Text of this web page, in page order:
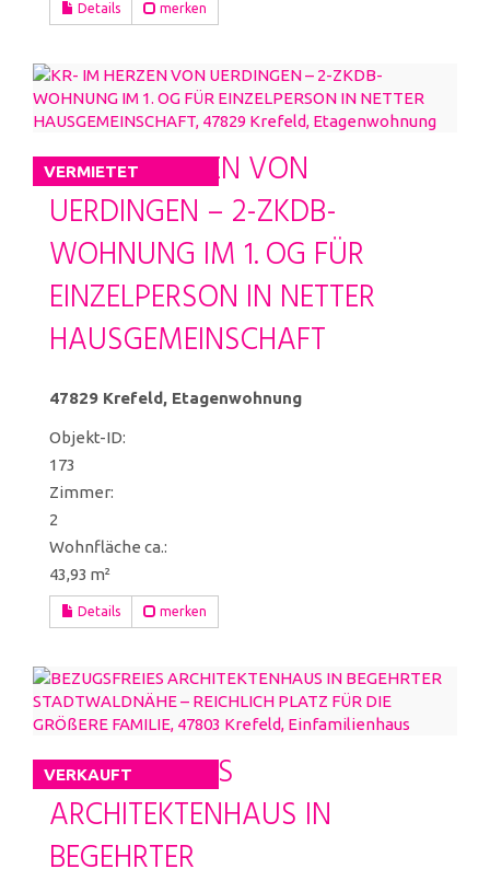
Details merken
VERMIETET
KR- IM HERZEN VON
UERDINGEN – 2-ZKDB-
WOHNUNG IM 1. OG FÜR
EINZELPERSON IN NETTER
HAUSGEMEINSCHAFT
47829 Krefeld, Etagenwohnung
Objekt-ID:
173
Zimmer:
2
Wohnfläche ca.:
43,93 m²
Details merken
VERKAUFT
BEZUGSFREIES
ARCHITEKTENHAUS IN
BEGEHRTER